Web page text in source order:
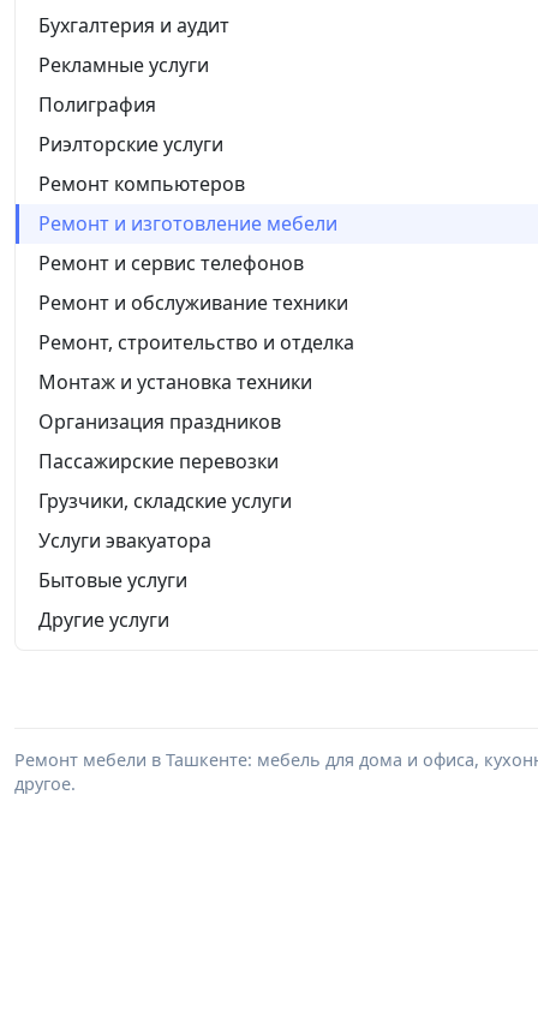
Бухгалтерия и аудит
Рекламные услуги
Полиграфия
Риэлторские услуги
Ремонт компьютеров
Ремонт и изготовление мебели
Ремонт и сервис телефонов
Ремонт и обслуживание техники
Ремонт, строительство и отделка
Монтаж и установка техники
Организация праздников
Пассажирские перевозки
Грузчики, складские услуги
Услуги эвакуатора
Бытовые услуги
Другие услуги
Ремонт мебели в Ташкенте: мебель для дома и офиса,
другое.